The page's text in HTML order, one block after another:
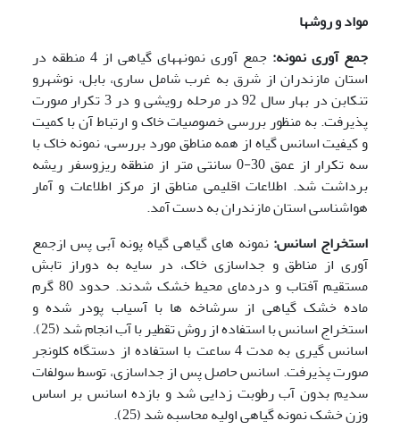
مواد و روشها
جمع آوری نمونه:
جمع آوری نمونه­های گیاهی از 4 منطقه در
استان مازندران از شرق به غرب شامل ساری، بابل، نوشهرو
تنکابن در بهار سال 92 در مرحله رویشی و در 3 تکرار صورت
پذیرفت. به منظور بررسی خصوصیات خاک و ارتباط آن با کمیت
و کیفیت اسانس گیاه از همه مناطق مورد بررسی، نمونه خاک با
سه تکرار از عمق 30-0 سانتی متر از منطقه ریزوسفر ریشه
برداشت شد. اطلاعات اقلیمی مناطق از مرکز اطلاعات و آمار
هواشناسی استان مازندران به دست آمد.
استخراج اسانس: نمونه های گیاهی گیاه پونه آبی پس ازجمع
آوری از مناطق و جداسازی خاک، در سایه به دوراز تابش
مستقیم آفتاب و دردمای محیط خشک شدند. حدود 80 گرم
ماده خشک گیاهی از سرشاخه ها با آسیاب پودر شده و
استخراج اسانس با استفاده از روش تقطیر با آب انجام شد (25).
اسانس گیری به مدت 4 ساعت با استفاده از دستگاه کلونجر
صورت پذیرفت. اسانس حاصل پس از جداسازی، توسط سولفات
سدیم بدون آب رطوبت زدایی شد و بازده اسانس بر اساس
وزن خشک نمونه گیاهی اولیه محاسبه شد (25).